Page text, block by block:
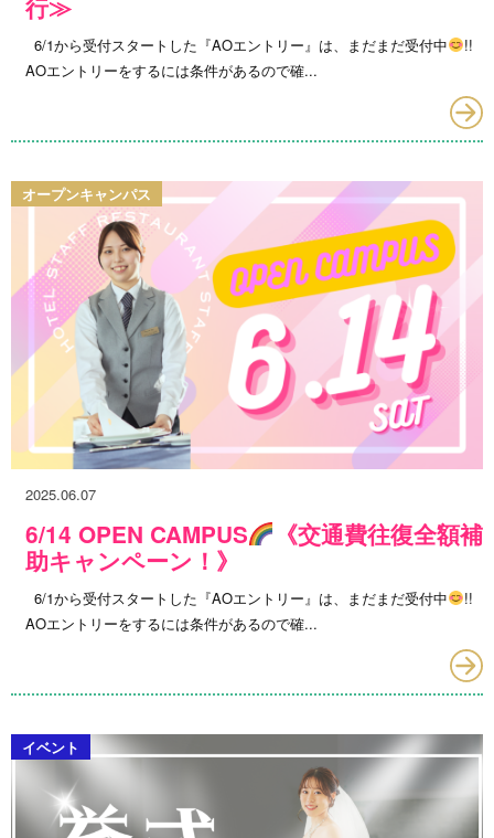
行≫
6/1から受付スタートした『AOエントリー』は、まだまだ受付中
!!
AOエントリーをするには条件があるので確...
オープンキャンパス
2025.06.07
6/14 OPEN CAMPUS
《交通費往復全額補
助キャンペーン！》
6/1から受付スタートした『AOエントリー』は、まだまだ受付中
!!
AOエントリーをするには条件があるので確...
イベント